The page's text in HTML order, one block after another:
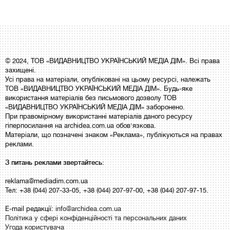
© 2024, ТОВ «ВИДАВНИЦТВО УКРАЇНСЬКИЙ МЕДІА ДІМ». Всі права
захищені.
Усі права на матеріали, опубліковані на цьому ресурсі, належать
ТОВ «ВИДАВНИЦТВО УКРАЇНСЬКИЙ МЕДІА ДІМ». Будь-яке
використання матеріалів без письмового дозволу ТОВ
«ВИДАВНИЦТВО УКРАЇНСЬКИЙ МЕДІА ДІМ» заборонено.
При правомірному використанні матеріалів даного ресурсу
гіперпосилання на archidea.com.ua обов'язкова.
Матеріали, що позначені знаком «Реклама», публікуються на правах
реклами.
З питань реклами звертайтесь:
reklama@mediadim.com.ua
Тел: +38 (044) 207-33-05, +38 (044) 207-97-00, +38 (044) 207-97-15.
E-mail редакції:info@archidea.com.ua
Політика у сфері конфіденційності та персональних даних
Угода користувача